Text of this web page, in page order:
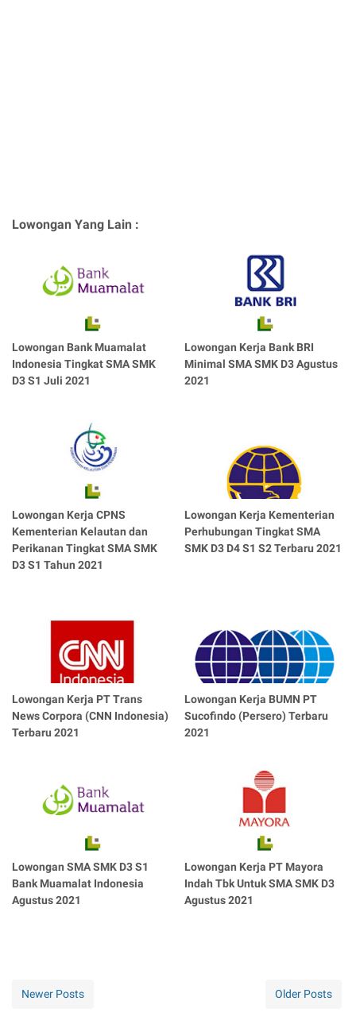
Lowongan Yang Lain :
Lowongan Bank Muamalat
Indonesia Tingkat SMA SMK
D3 S1 Juli 2021
Lowongan Kerja Bank BRI
Minimal SMA SMK D3 Agustus
2021
Lowongan Kerja CPNS
Kementerian Kelautan dan
Perikanan Tingkat SMA SMK
D3 S1 Tahun 2021
Lowongan Kerja Kementerian
Perhubungan Tingkat SMA
SMK D3 D4 S1 S2 Terbaru 2021
Lowongan Kerja PT Trans
News Corpora (CNN Indonesia)
Terbaru 2021
Lowongan Kerja BUMN PT
Sucofindo (Persero) Terbaru
2021
Lowongan SMA SMK D3 S1
Bank Muamalat Indonesia
Agustus 2021
Lowongan Kerja PT Mayora
Indah Tbk Untuk SMA SMK D3
Agustus 2021
Newer Posts Older Posts